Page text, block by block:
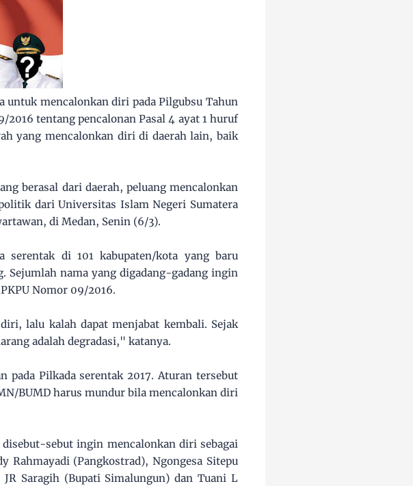
untuk mencalonkan diri pada Pilgubsu Tahun
tentang pencalonan Pasal 4 ayat 1 huruf
yang mencalonkan diri di daerah lain, baik
berasal dari daerah, peluang mencalonkan
dari Universitas Islam Negeri Sumatera
di Medan, Senin (6/3).
serentak di 101 kabupaten/kota yang baru
Sejumlah nama yang digadang-gadang ingin
Nomor 09/2016.
lalu kalah dapat menjabat kembali. Sejak
adalah degradasi," katanya.
pada Pilkada serentak 2017. Aturan tersebut
BUMD harus mundur bila mencalonkan diri
sebut ingin mencalonkan diri sebagai
Rahmayadi (Pangkostrad), Ngongesa Sitepu
Saragih (Bupati Simalungun) dan Tuani L